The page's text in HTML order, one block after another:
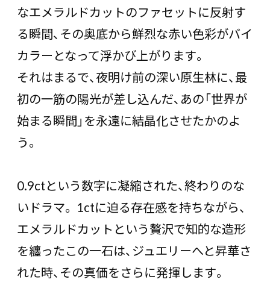
なエメラルドカットのファセットに反射す
る瞬間、その奥底から鮮烈な赤い色彩がバイ
カラーとなって浮かび上がります。
それはまるで、夜明け前の深い原生林に、最
初の一筋の陽光が差し込んだ、あの「世界が
始まる瞬間」を永遠に結晶化させたかのよ
う。
――0.9ctという数字に凝縮された、終わりのな
いドラマ。 1ctに迫る存在感を持ちながら、
エメラルドカットという贅沢で知的な造形
を纏ったこの一石は、ジュエリーへと昇華さ
れた時、その真価をさらに発揮します。